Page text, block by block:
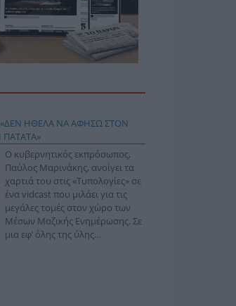
ΗΘΕΛΑ ΝΑ ΑΦΗΣΩ ΣΤΟΝ
Ο κυβερνητικός εκπρόσωπος,
Παύλος Μαρινάκης, ανοίγει τα
χαρτιά του στις «Τυπολογίες» σε
ένα vidcast που μιλάει για τις
μεγάλες τομές στον χώρο των
Μέσων Μαζικής Ενημέρωσης. Σε
μια εφ’ όλης της ύλης